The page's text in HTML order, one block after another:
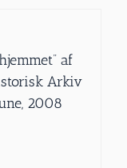
af
Arkiv
2008